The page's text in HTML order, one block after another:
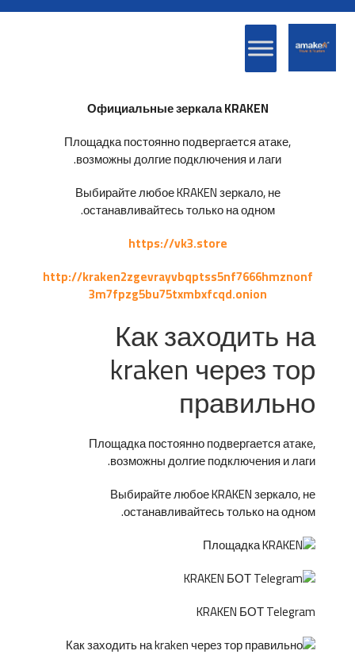
Официальные зеркала KRAKEN
Площадка постоянно подвергается атаке,
возможны долгие подключения и лаги.
Выбирайте любое KRAKEN зеркало, не
останавливайтесь только на одном.
https://vk3.store
http://kraken2zgevrayvbqptss5nf7666hmznonf
3m7fpzg5bu75txmbxfcqd.onion
Как заходить на
kraken через тор
правильно
Площадка постоянно подвергается атаке,
возможны долгие подключения и лаги.
Выбирайте любое KRAKEN зеркало, не
останавливайтесь только на одном.
KRAKEN БОТ Telegram